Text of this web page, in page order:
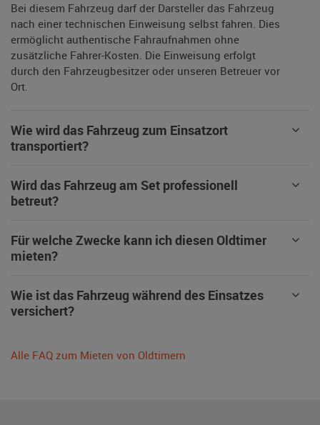
Bei diesem Fahrzeug darf der Darsteller das Fahrzeug
nach einer technischen Einweisung selbst fahren. Dies
ermöglicht authentische Fahraufnahmen ohne
zusätzliche Fahrer-Kosten. Die Einweisung erfolgt
durch den Fahrzeugbesitzer oder unseren Betreuer vor
Ort.
Wie wird das Fahrzeug zum Einsatzort
transportiert?
Wird das Fahrzeug am Set professionell
betreut?
Für welche Zwecke kann ich diesen Oldtimer
mieten?
Wie ist das Fahrzeug während des Einsatzes
versichert?
Alle FAQ zum Mieten von Oldtimern